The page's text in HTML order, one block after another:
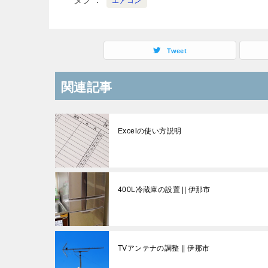
Tweet
関連記事
Excelの使い方説明
400L冷蔵庫の設置 || 伊那市
TVアンテナの調整 || 伊那市